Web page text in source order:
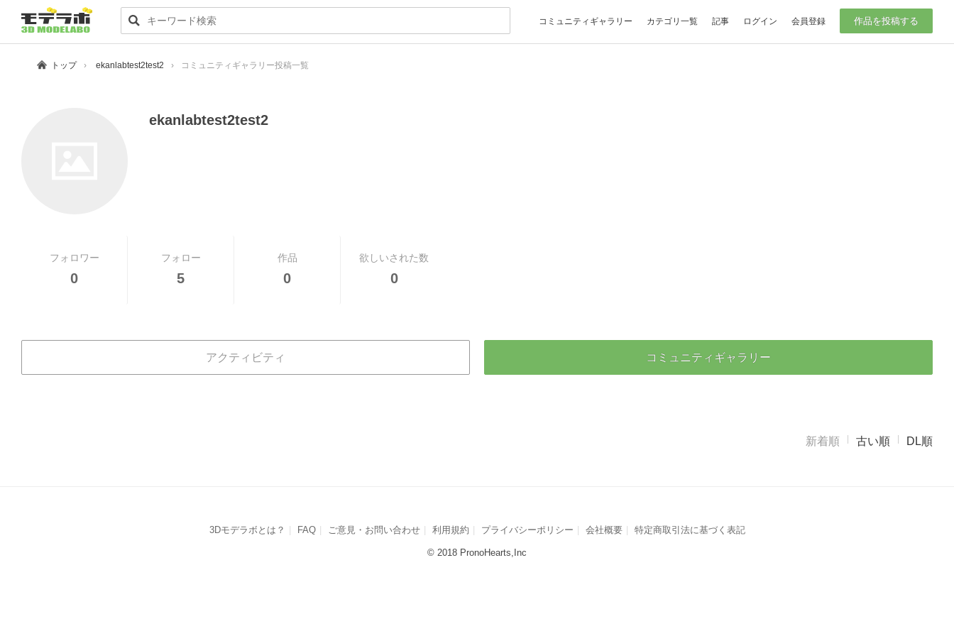
コミュニティギャラリー カテゴリ一覧 記事 ログイン 会員登録 作品を投稿する
トップ ekanlabtest2test2 コミュニティギャラリー投稿一覧
ekanlabtest2test2
フォロワー
0
フォロー
5
作品
0
欲しいされた数
0
アクティビティ コミュニティギャラリー
新着順 古い順 DL順
3Dモデラボとは？ FAQ ご意見・お問い合わせ 利用規約 プライバシーポリシー 会社概要 特定商取引法に基づく表記
© 2018 PronoHearts,Inc